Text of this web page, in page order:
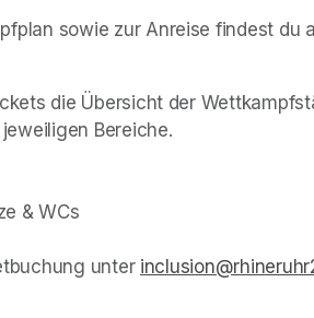
sowie zur Anreise findest du
die Übersicht der
Bereiche.
& WCs
unter